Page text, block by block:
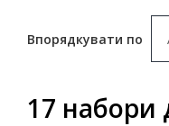
Впорядкувати по
17 набори